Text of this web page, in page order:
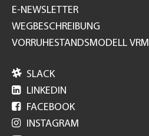
E-NEWSLETTER
WEGBESCHREIBUNG
VORRUHESTANDSMODELL VRM
 SLACK
 LINKEDIN
 FACEBOOK
 INSTAGRAM